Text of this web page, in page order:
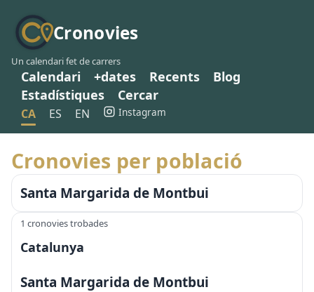
Cronovies
Un calendari fet de carrers
Calendari +dates Recents
Blog
Estadístiques
Cercar
CA ES EN Instagram
Cronovies per població
Santa Margarida de Montbui
1 cronovies trobades
Catalunya
Santa Margarida de Montbui